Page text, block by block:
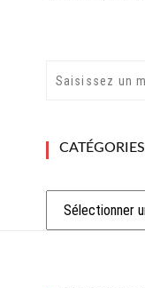
CATÉGORIES